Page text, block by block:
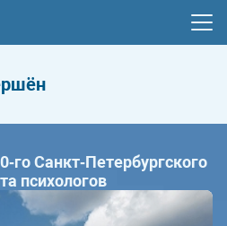
Санкт‑Петербургского
психологов